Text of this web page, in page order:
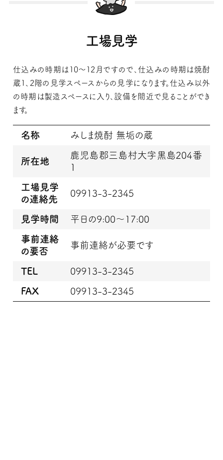
工場見学
仕込みの時期は10～12月ですので、仕込みの時期は焼酎
蔵1、2階の見学スペースからの見学になります。仕込み以外
の時期は製造スペースに入り、設備を間近で見ることができ
ます。
名称 みしま焼酎 無垢の蔵
所在地
鹿児島郡三島村大字黒島204番
1
工場見学
の連絡先
09913-3-2345
見学時間 平日の9:00～17:00
事前連絡
の要否
事前連絡が必要です
TEL 09913-3-2345
FAX 09913-3-2345